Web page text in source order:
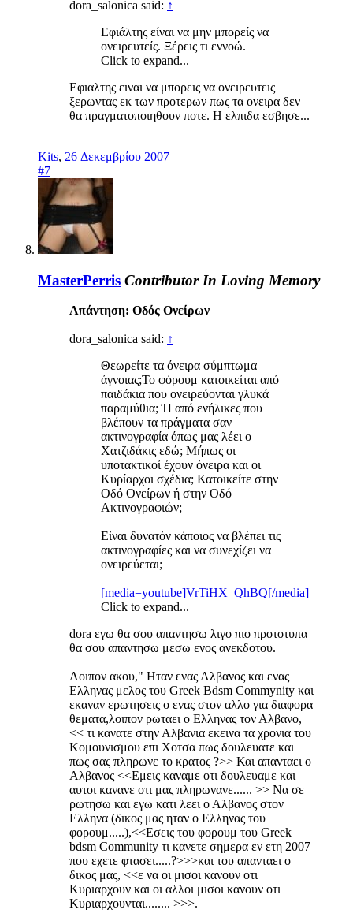
dora_salonica said: ↑
Εφιάλτης είναι να μην μπορείς να
ονειρευτείς. Ξέρεις τι εννοώ.
Click to expand...
Εφιαλτης ειναι να μπορεις να ονειρευτεις
ξερωντας εκ των προτερων πως τα ονειρα δεν
θα πραγματοποιηθουν ποτε. Η ελπιδα εσβησε...
Kits, 26 Δεκεμβρίου 2007
#7
MasterPerris Contributor In Loving Memory
Απάντηση: Οδός Ονείρων
dora_salonica said: ↑
Θεωρείτε τα όνειρα σύμπτωμα
άγνοιας;Το φόρουμ κατοικείται από
παιδάκια που ονειρεύονται γλυκά
παραμύθια; Ή από ενήλικες που
βλέπουν τα πράγματα σαν
ακτινογραφία όπως μας λέει ο
Χατζιδάκις εδώ; Μήπως οι
υποτακτικοί έχουν όνειρα και οι
Κυρίαρχοι σχέδια; Κατοικείτε στην
Οδό Ονείρων ή στην Οδό
Ακτινογραφιών;
Είναι δυνατόν κάποιος να βλέπει τις
ακτινογραφίες και να συνεχίζει να
ονειρεύεται;
[media=youtube]VrTiHX_QhBQ[/media]
Click to expand...
dora εγω θα σου απαντησω λιγο πιο προτοτυπα
θα σου απαντησω μεσω ενος ανεκδοτου.
Λοιπον ακου," Ηταν ενας Αλβανος και ενας
Ελληνας μελος του Greek Bdsm Commynity και
εκαναν ερωτησεις ο ενας στον αλλο για διαφορα
θεματα,λοιπον ρωταει ο Ελληνας τον Αλβανο,
<< τι κανατε στην Αλβανια εκεινα τα χρονια του
Κομουνισμου επι Χοτσα πως δουλευατε και
πως σας πληρωνε το κρατος ?>> Και απανταει ο
Αλβανος <<Εμεις καναμε οτι δουλευαμε και
αυτοι κανανε οτι μας πληρωνανε...... >> Να σε
ρωτησω και εγω κατι λεει ο Αλβανος στον
Ελληνα (δικος μας ηταν ο Ελληνας του
φορουμ.....),<<Εσεις του φορουμ του Greek
bdsm Community τι κανετε σημερα εν ετη 2007
που εχετε φτασει.....?>>>και του απανταει ο
δικος μας, <<ε να οι μισοι κανουν οτι
Κυριαρχουν και οι αλλοι μισοι κανουν οτι
Κυριαρχουνται........ >>>.